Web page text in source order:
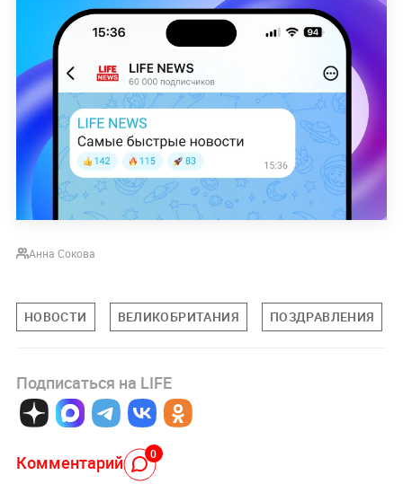
Анна Сокова
НОВОСТИ ВЕЛИКОБРИТАНИЯ ПОЗДРАВЛЕНИЯ
Подписаться на LIFE
Комментарий 0